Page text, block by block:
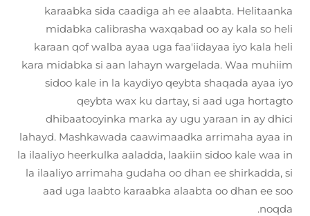
karaabka sida caadiga ah ee alaabta. Helitaanka
midabka calibrasha waxqabad oo ay kala so heli
karaan qof walba ayaa uga faa'iidayaa iyo kala heli
kara midabka si aan lahayn wargelada. Waa muhiim
sidoo kale in la kaydiyo qeybta shaqada ayaa iyo
qeybta wax ku dartay, si aad uga hortagto
dhibaatooyinka marka ay ugu yaraan in ay dhici
lahayd. Mashkawada caawimaadka arrimaha ayaa in
la ilaaliyo heerkulka aaladda, laakiin sidoo kale waa in
la ilaaliyo arrimaha gudaha oo dhan ee shirkadda, si
aad uga laabto karaabka alaabta oo dhan ee soo
noqda.